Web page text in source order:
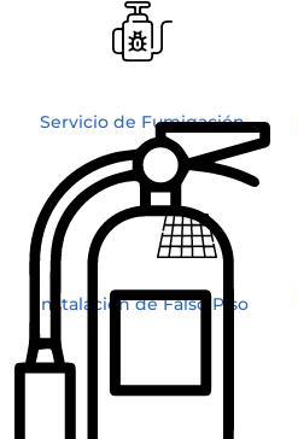
Servicio de Fumigación
Instalación de Falso Piso